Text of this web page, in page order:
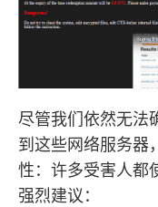
尽管我们依然无法
到这些网络服务器
性：许多受害人都
强烈建议：